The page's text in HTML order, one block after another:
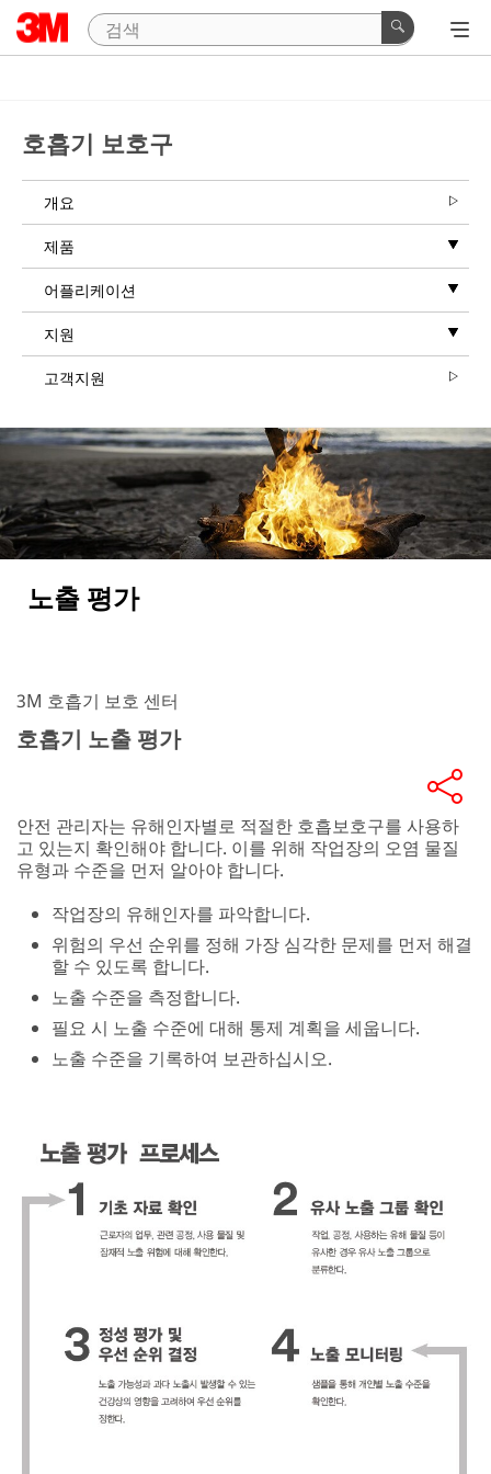
호흡기 보호구
개요
제품
어플리케이션
지원
고객지원
노출 평가
3M 호흡기 보호 센터
호흡기 노출 평가
안전 관리자는 유해인자별로 적절한 호흡보호구를 사용하
고 있는지 확인해야 합니다. 이를 위해 작업장의 오염 물질
유형과 수준을 먼저 알아야 합니다.
작업장의 유해인자를 파악합니다.
위험의 우선 순위를 정해 가장 심각한 문제를 먼저 해결
할 수 있도록 합니다.
노출 수준을 측정합니다.
필요 시 노출 수준에 대해 통제 계획을 세웁니다.
노출 수준을 기록하여 보관하십시오.